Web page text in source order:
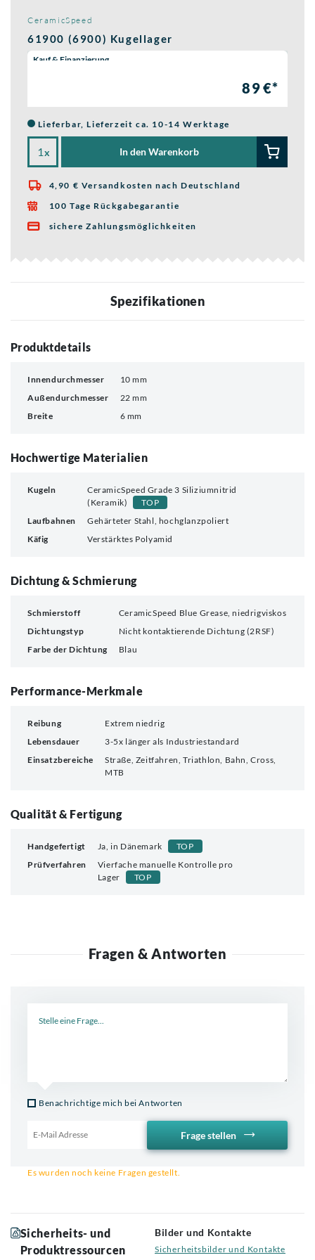
CeramicSpeed
61900 (6900) Kugellager
Wähle eine Preisoption:
Kauf & Finanzierung
89 €*
Lieferbar, Lieferzeit ca. 10-14 Werktage
x In den Warenkorb
 4,90 € Versandkosten nach Deutschland
 100 Tage Rückgabegarantie
 sichere Zahlungsmöglichkeiten
Spezifikationen
Produktdetails
Innendurchmesser
10 mm
Außendurchmesser
22 mm
Breite
6 mm
Hochwertige Materialien
Kugeln
CeramicSpeed Grade 3 Siliziumnitrid
(Keramik)
TOP
Laufbahnen
Gehärteter Stahl, hochglanzpoliert
Käfig
Verstärktes Polyamid
Dichtung & Schmierung
Schmierstoff
CeramicSpeed Blue Grease, niedrigviskos
Dichtungstyp
Nicht kontaktierende Dichtung (2RSF)
Farbe der Dichtung
Blau
Performance-Merkmale
Reibung
Extrem niedrig
Lebensdauer
3-5x länger als Industriestandard
Einsatzbereiche
Straße, Zeitfahren, Triathlon, Bahn, Cross,
MTB
Qualität & Fertigung
Handgefertigt Ja, in Dänemark
TOP
Prüfverfahren
Vierfache manuelle Kontrolle pro
Lager
TOP
Fragen & Antworten
Benachrichtige mich bei Antworten
Frage stellen
Es wurden noch keine Fragen gestellt.
Sicherheits- und
Produktressourcen
Bilder und Kontakte
Sicherheitsbilder und Kontakte